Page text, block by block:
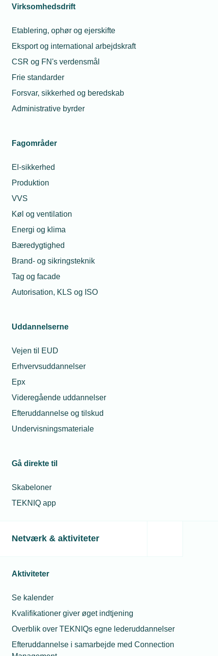
Virksomhedsdrift
Etablering, ophør og ejerskifte
Eksport og international arbejdskraft
CSR og FN's verdensmål
Frie standarder
Forsvar, sikkerhed og beredskab
Administrative byrder
Fagområder
El-sikkerhed
Produktion
VVS
Køl og ventilation
Energi og klima
Bæredygtighed
Brand- og sikringsteknik
Tag og facade
Autorisation, KLS og ISO
Uddannelserne
Vejen til EUD
Erhvervsuddannelser
Epx
Videregående uddannelser
Efteruddannelse og tilskud
Undervisningsmateriale
Gå direkte til
Skabeloner
TEKNIQ app
Netværk & aktiviteter
Aktiviteter
Se kalender
Kvalifikationer giver øget indtjening
Overblik over TEKNIQs egne lederuddannelser
Efteruddannelse i samarbejde med Connection
FV26 TEKNIQ
Medlemsvirksomhed
Det tekniske erhvervsliv
Relaterede nyheder
26. feb. 2026
Vis det tekniske
23. mar. 2026
Medlemmerne
gjorde
forskellen i
valgkampen
27. feb. 2026
udvikling hos
Relaterede nyheder
Vis det tekniske erhvervsliv frem i valgkampen
har brug for konkrete eksempler på det, der fylder i din